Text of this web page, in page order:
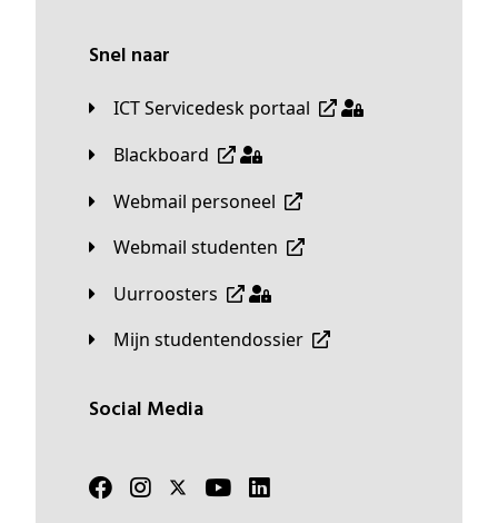
Snel naar
ICT Servicedesk portaal
Blackboard
Webmail personeel
Webmail studenten
Uurroosters
Mijn studentendossier
Social Media